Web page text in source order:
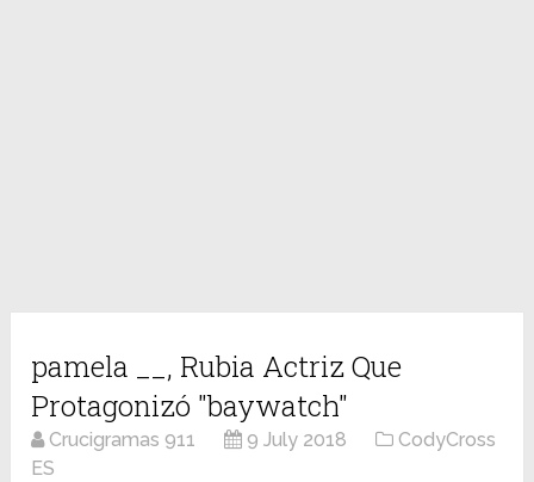
pamela __, Rubia Actriz Que
Protagonizó "baywatch"
Crucigramas 911 9 July 2018
CodyCross
ES